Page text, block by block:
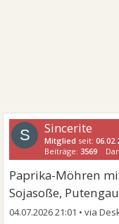
S Sincerite
Mitglied seit:
Beiträge: 3569
Paprika-Möhren
Sojasoße,
04.07.2026 21:01 •